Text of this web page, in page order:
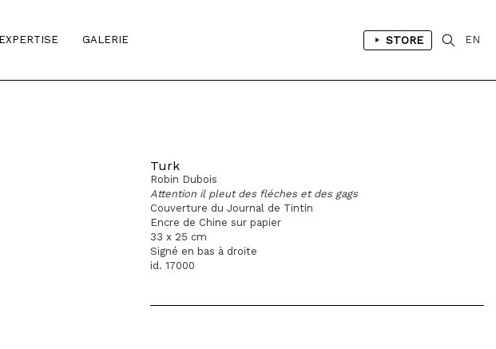
EXPERTISE GALERIE STORE EN
Turk
Robin Dubois
Attention il pleut des fléches et des gags
Couverture du Journal de Tintin
Encre de Chine sur papier
33 x 25 cm
Signé en bas à droite
id. 17000